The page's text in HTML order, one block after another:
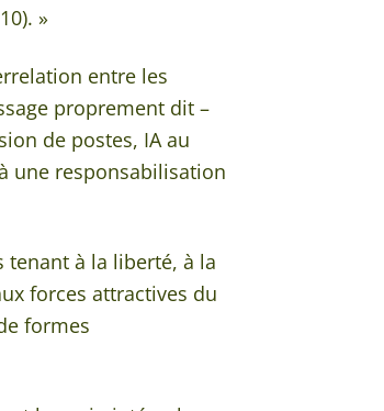
»
entre les
proprement dit –
de postes, IA au
une responsabilisation
tenant à la liberté, à la
forces attractives du
formes